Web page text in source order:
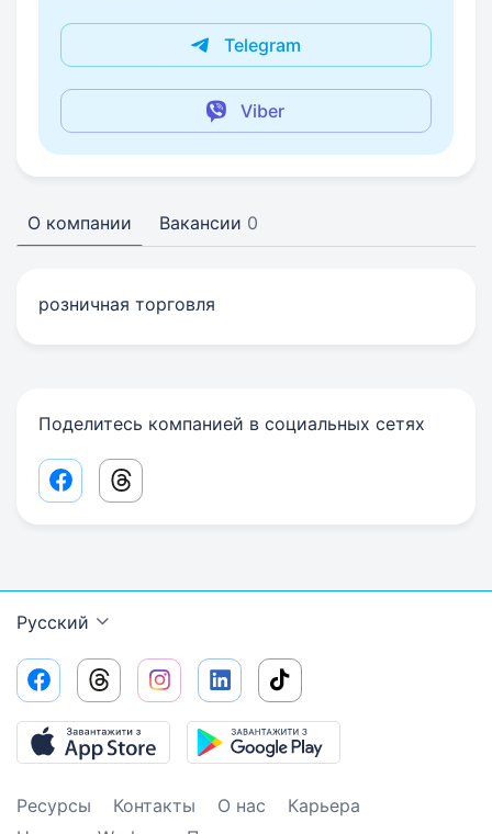
Telegram
Viber
О компании Вакансии 0
розничная торговля
Поделитесь компанией в социальных сетях
Facebook share link
Threads share link
Русский
Ресурсы Контакты О нас
Карьера